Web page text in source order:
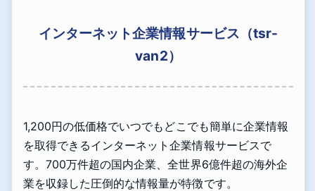
インターネット企業情報サービス（tsr-
van2）
1,200円の低価格でいつでもどこでも簡単に企業情報
を取得できるインターネット企業情報サービスで
す。700万件超の国内企業、全世界6億件超の海外企
業を収録した圧倒的な情報量が特徴です。